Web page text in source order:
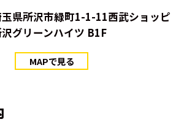
県所沢市緑町1-1-11西武ショッピ
グリーンハイツ B1F
MAPで見る